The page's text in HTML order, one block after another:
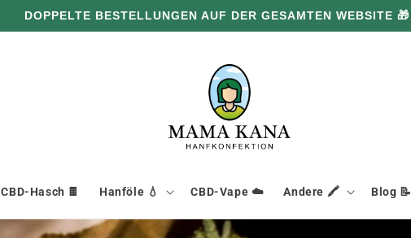
DOPPELTE BESTELLUNGEN AUF DER GESAMTEN WEBSITE 🎁
CBD-Hasch 🍫 Hanföle 💧 CBD-Vape ☁️ Andere 🖍️ Blog 📝